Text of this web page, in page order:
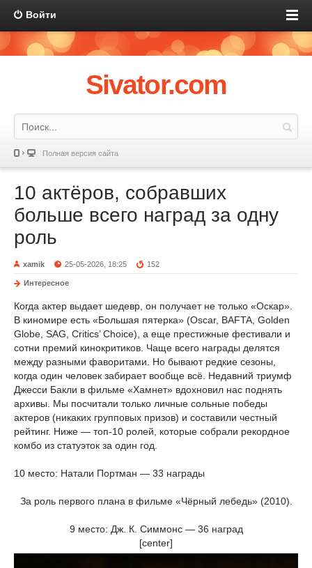
Войти
Sivator.com
Полная версия сайта
10 актёров, собравших
больше всего наград за одну
роль
xamik 25-05-2026, 18:25 152
Интересное
Когда актер выдает шедевр, он получает не только «Оскар».
В киномире есть «Большая пятерка» (Oscar, BAFTA, Golden
Globe, SAG, Critics’ Choice), а еще престижные фестивали и
сотни премий кинокритиков. Чаще всего награды делятся
между разными фаворитами. Но бывают редкие сезоны,
когда один человек забирает вообще всё. Недавний триумф
Джесси Бакли в фильме «Хамнет» вдохновил нас поднять
архивы. Мы посчитали только личные сольные победы
актеров (никаких групповых призов) и составили честный
рейтинг. Ниже — топ-10 ролей, которые собрали рекордное
комбо из статуэток за один год.
10 место: Натали Портман — 33 награды
За роль первого плана в фильме «Чёрный лебедь» (2010).
9 место: Дж. К. Симмонс — 36 наград
[center]